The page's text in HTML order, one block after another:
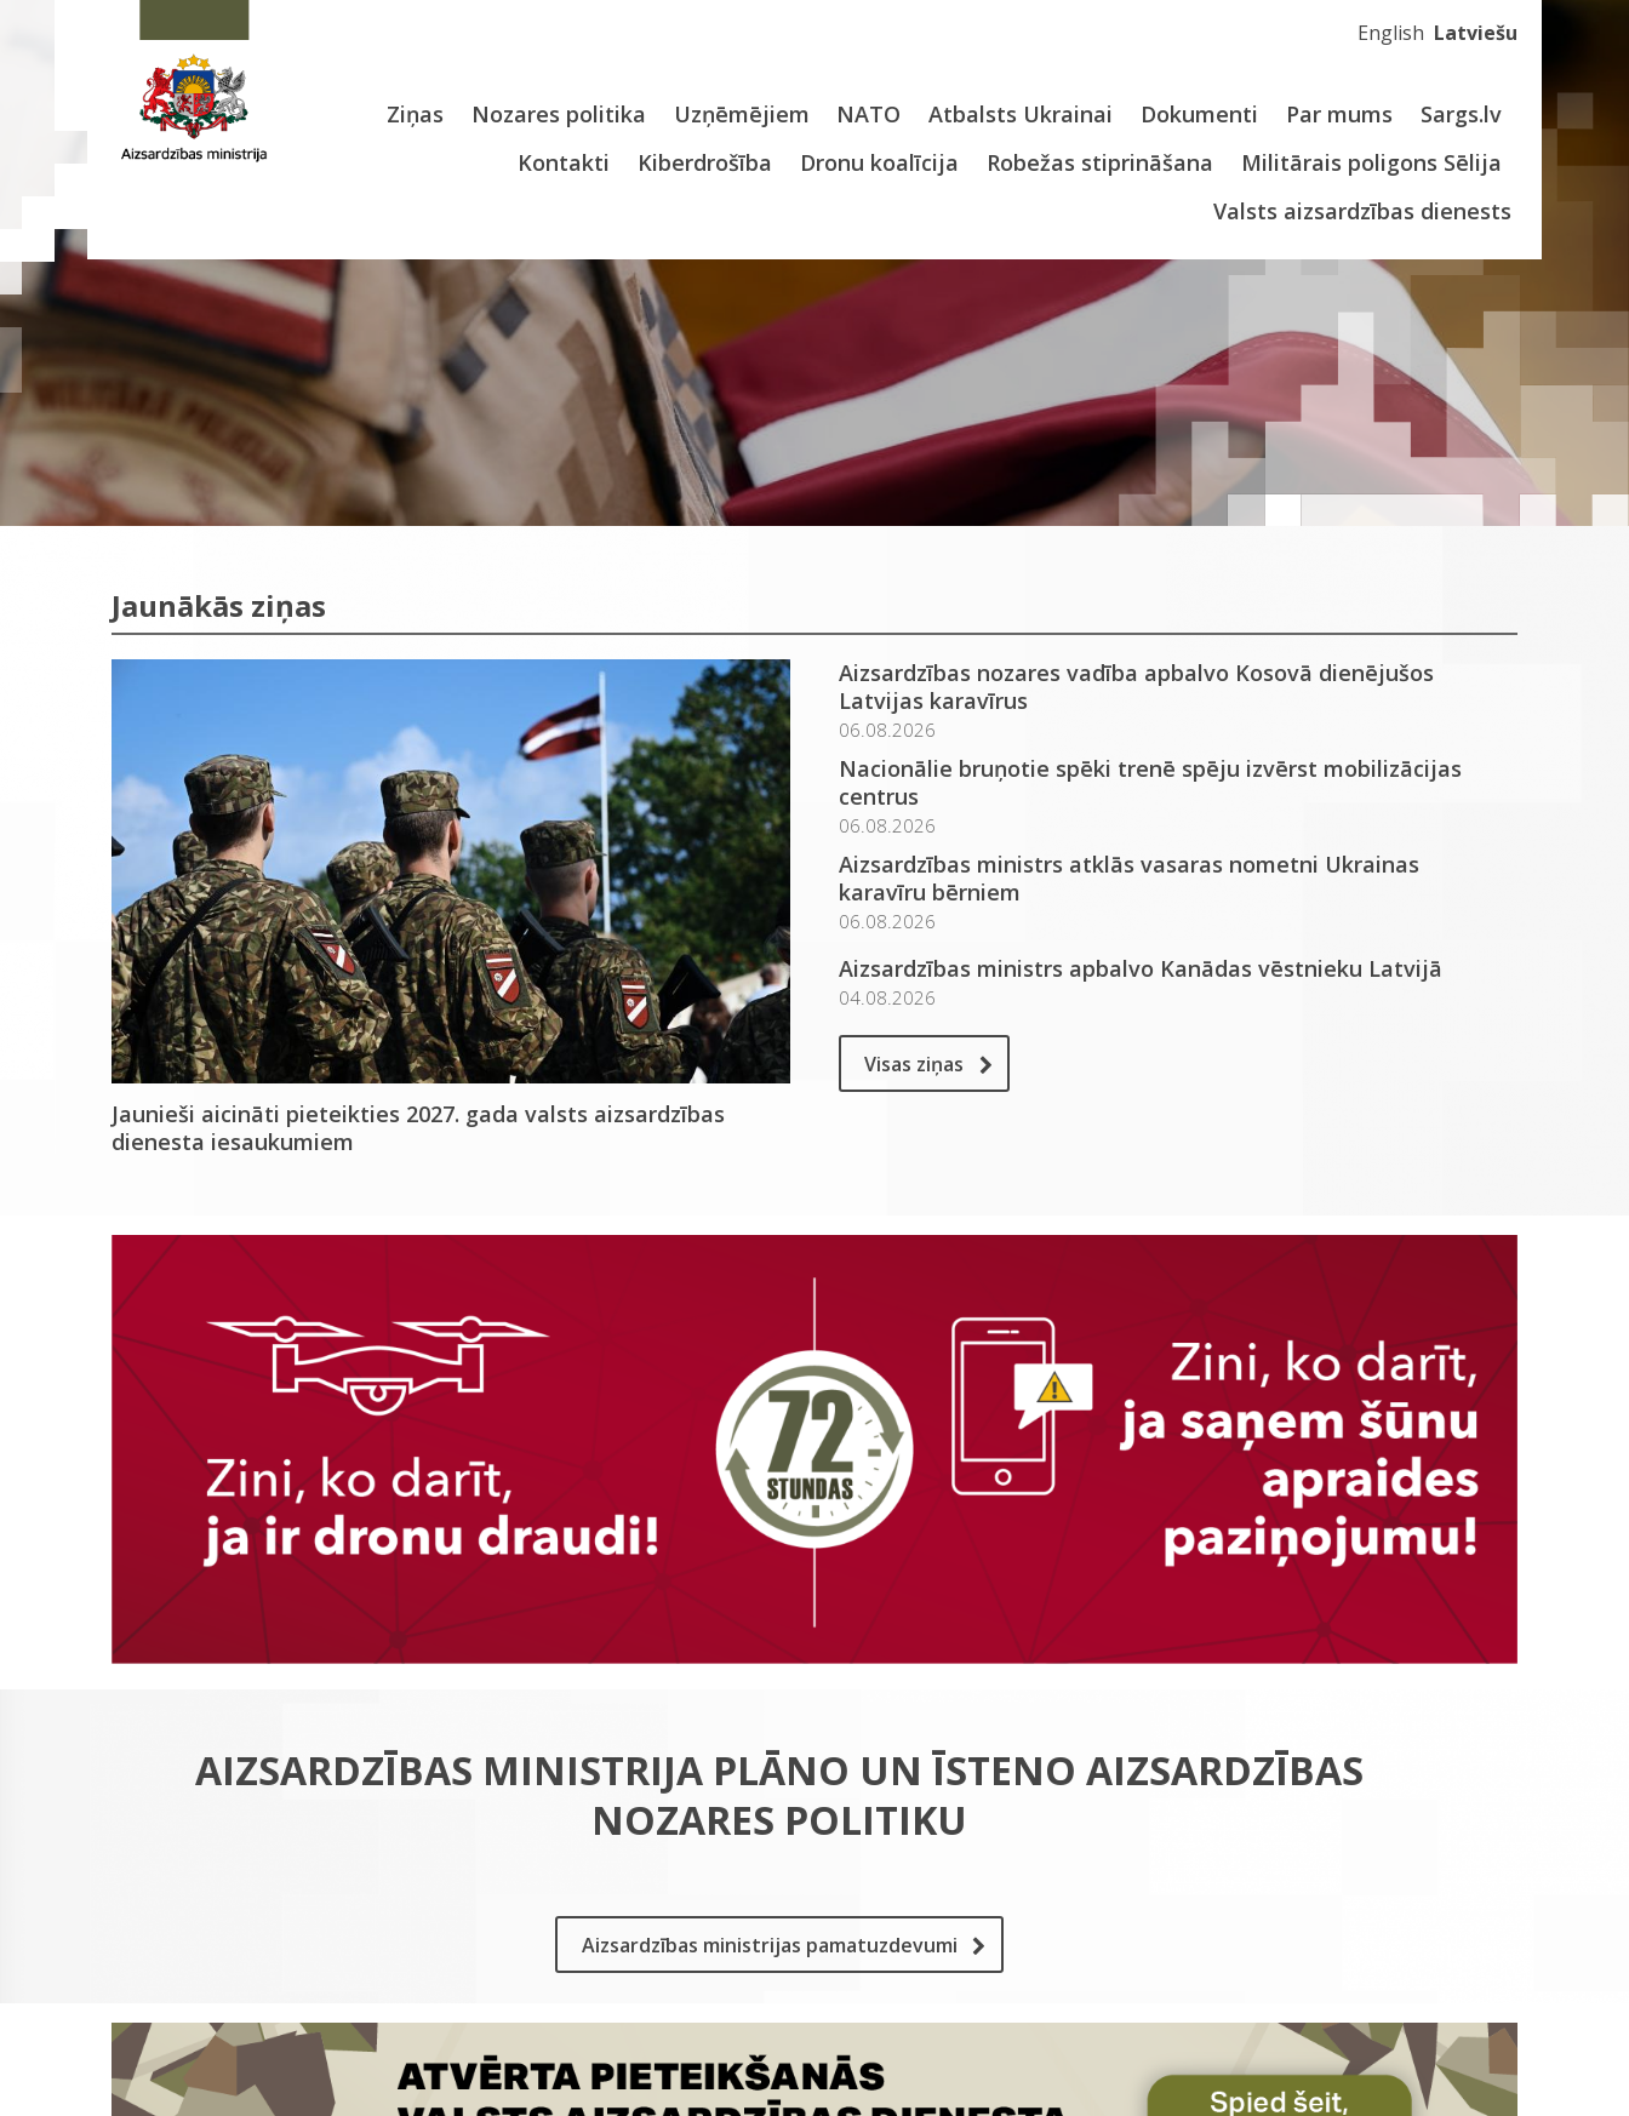
English Latviešu
Ziņas Nozares politika Uzņēmējiem NATO Atbalsts Ukrainai Dokumenti Par mums
Sargs.lv
Kontakti
Kiberdrošība Dronu koalīcija Robežas stiprināšana
Militārais poligons Sēlija
Valsts aizsardzības dienests
Jaunākās ziņas
Jaunieši aicināti pieteikties 2027. gada valsts aizsardzības
dienesta iesaukumiem
Aizsardzības nozares vadība apbalvo Kosovā dienējušos
Latvijas karavīrus
06.08.2026
Nacionālie bruņotie spēki trenē spēju izvērst mobilizācijas
centrus
06.08.2026
Aizsardzības ministrs atklās vasaras nometni Ukrainas
karavīru bērniem
06.08.2026
Aizsardzības ministrs apbalvo Kanādas vēstnieku Latvijā
04.08.2026
Visas ziņas
AIZSARDZĪBAS MINISTRIJA PLĀNO UN ĪSTENO AIZSARDZĪBAS
NOZARES POLITIKU
Aizsardzības ministrijas pamatuzdevumi